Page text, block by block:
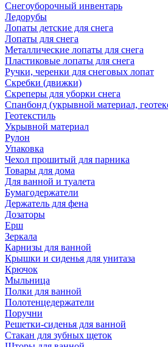
Снегоуборочный инвентарь
Ледорубы
Лопаты детские для снега
Лопаты для снега
Металлические лопаты для снега
Пластиковые лопаты для снега
Ручки, черенки для снеговых лопат
Скребки (движки)
Скреперы для уборки снега
Спанбонд (укрывной материал,
Геотекстиль
Укрывной материал
Рулон
Упаковка
Чехол прошитый для парника
Товары для дома
Для ванной и туалета
Бумагодержатели
Держатель для фена
Дозаторы
Ерш
Зеркала
Карнизы для ванной
Крышки и сиденья для унитаза
Крючок
Мыльница
Полки для ванной
Полотенцедержатели
Поручни
Решетки-сиденья для ванной
Стакан для зубных щеток